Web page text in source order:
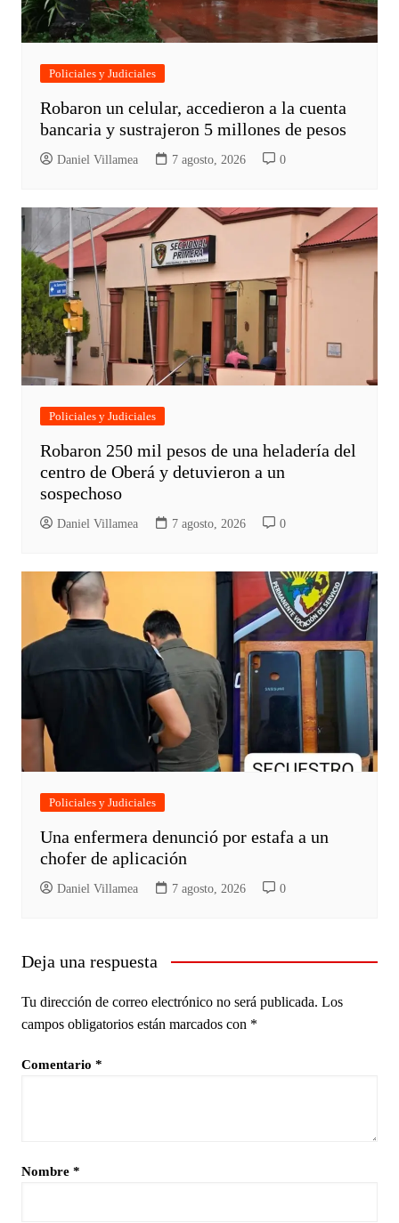
Policiales y Judiciales
Robaron un celular, accedieron a la cuenta
bancaria y sustrajeron 5 millones de pesos
Daniel Villamea 7 agosto, 2026 0
Policiales y Judiciales
Robaron 250 mil pesos de una heladería del
centro de Oberá y detuvieron a un
sospechoso
Daniel Villamea 7 agosto, 2026 0
Policiales y Judiciales
Una enfermera denunció por estafa a un
chofer de aplicación
Daniel Villamea 7 agosto, 2026 0
Deja una respuesta
Tu dirección de correo electrónico no será publicada. Los
campos obligatorios están marcados con *
Comentario *
Nombre *